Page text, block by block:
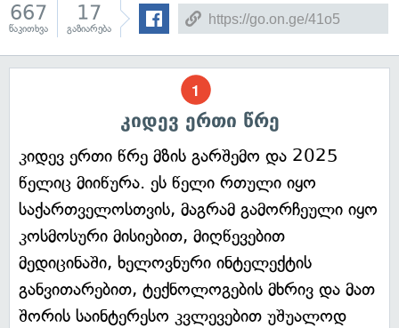
667
წაკითხვა
17
გაზიარება
კიდევ ერთი წრე
კიდევ ერთი წრე მზის გარშემო და 2025
წელიც მიიწურა. ეს წელი რთული იყო
საქართველოსთვის, მაგრამ გამორჩეული იყო
კოსმოსური მისიებით, მიღწევებით
მედიცინაში, ხელოვნური ინტელექტის
განვითარებით, ტექნოლოგების მხრივ და მათ
შორის საინტერესო კვლევებით უშუალოდ